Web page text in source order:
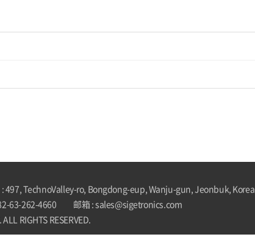
: 497, TechnoValley-ro, Bongdong-eup, Wanju-gun, Jeonbuk, Korea
63-262-4660
邮箱 : sales@sigetronics.com
RIGHTS RESERVED.